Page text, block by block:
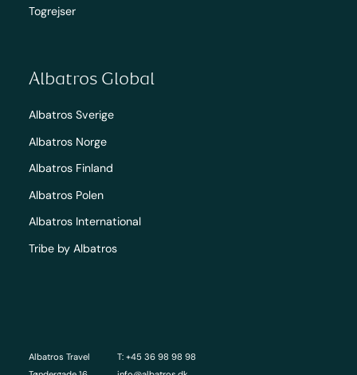
Albatros Travel
T: +45 36 98 98 98
Togrejser
Albatros Global
Albatros Sverige
Albatros Norge
Albatros Finland
Albatros Polen
Albatros International
Tribe by Albatros